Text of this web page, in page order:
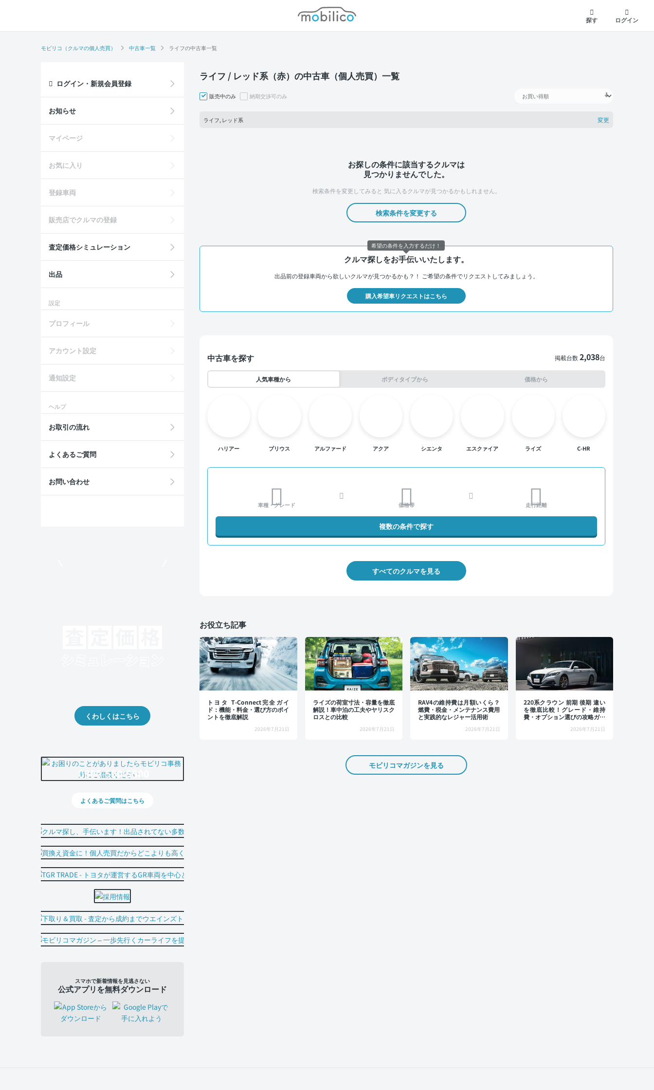
モビリコ
探す
ログイン
モビリコ（クルマの個人売買） 中古車一覧 ライフの中古車一覧
ライフ / レッド系（赤）の中古車（個人売買）一覧
販売中のみ 納期交渉可のみ
ライフ, レッド系 変更
お探しの条件に該当するクルマは
見つかりませんでした。
検索条件を変更してみると 気に入るクルマが見つかるかもしれません。
検索条件を変更する
クルマ探しをお手伝いいたします。
出品前の登録車両から欲しいクルマが見つかるかも？！ ご希望の条件でリクエストしてみましょう。
購入希望車リクエストはこちら
中古車を探す 掲載台数2,038台
人気車種から ボディタイプから 価格から
ハリアー プリウス アルファード アクア シエンタ エスクァイア ライズ C-HR
車種・グレード 価格帯 走行距離
複数の条件で探す
すべてのクルマを見る
お役立ち記事
トヨタ T-Connect完全ガイ
ド：機能・料金・選び方のポイ
ントを徹底解説
2026年7月21日
ライズの荷室寸法・容量を徹底
解説！車中泊の工夫やヤリスク
ロスとの比較
2026年7月21日
RAV4の維持費は月額いくら？
燃費・税金・メンテナンス費用
と実践的なレジャー活用術
2026年7月21日
220系クラウン 前期 後期 違い
を徹底比較！グレード・維持
費・オプション選びの攻略ガイ
2026年7月21日
モビリコマガジンを見る
ログイン・新規会員登録
お知らせ
マイページ
お気に入り
登録車両
販売店でクルマの登録
査定価格シミュレーション
出品
設定
プロフィール
アカウント設定
通知設定
ヘルプ
お取引の流れ
よくあるご質問
お問い合わせ
くわしくはこちら
0800-500-5500
よくあるご質問はこちら
スマホで新着情報を見逃さない
公式アプリを無料ダウンロード
希望の条件を入力するだけ！